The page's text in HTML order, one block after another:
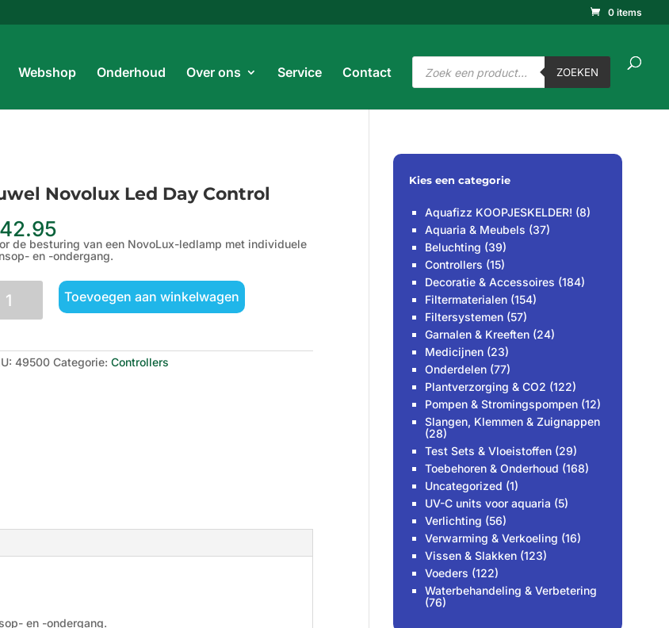
0 items
Webshop Onderhoud Over ons Service Contact
Producten
zoeken
ZOEKEN
Producten
Novolux Led Day Control
42.95
de besturing van een NovoLux-ledlamp met individuele
en -ondergang.
Toevoegen aan winkelwagen
49500 Categorie: Controllers
en -ondergang.
Kies een categorie
Aquafizz KOOPJESKELDER! (8)
Aquaria & Meubels (37)
Beluchting (39)
Controllers (15)
Decoratie & Accessoires (184)
Filtermaterialen (154)
Filtersystemen (57)
Garnalen & Kreeften (24)
Medicijnen (23)
Onderdelen (77)
Plantverzorging & CO2 (122)
Pompen & Stromingspompen (12)
Slangen, Klemmen & Zuignappen
(28)
Test Sets & Vloeistoffen (29)
Toebehoren & Onderhoud (168)
Uncategorized (1)
UV-C units voor aquaria (5)
Verlichting (56)
Verwarming & Verkoeling (16)
Vissen & Slakken (123)
Voeders (122)
Waterbehandeling & Verbetering
(76)